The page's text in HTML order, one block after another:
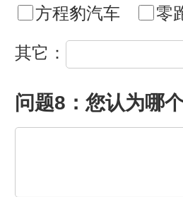
方程豹汽车
零
其它：
问题8：您认为哪